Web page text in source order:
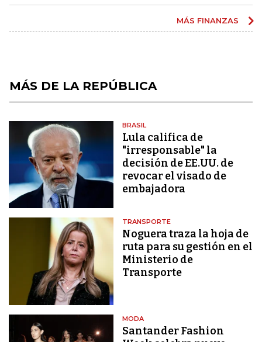
MÁS FINANZAS
MÁS DE LA REPÚBLICA
BRASIL
Lula califica de
"irresponsable" la
decisión de EE.UU. de
revocar el visado de
embajadora
TRANSPORTE
Noguera traza la hoja de
ruta para su gestión en el
Ministerio de
Transporte
MODA
Santander Fashion